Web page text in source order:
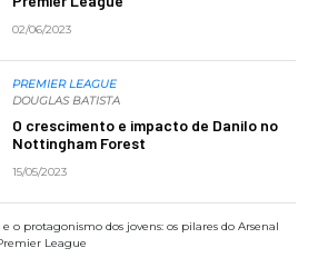
02/06/2023
PREMIER LEAGUE
DOUGLAS BATISTA
O crescimento e impacto de Danilo no
Nottingham Forest
15/05/2023